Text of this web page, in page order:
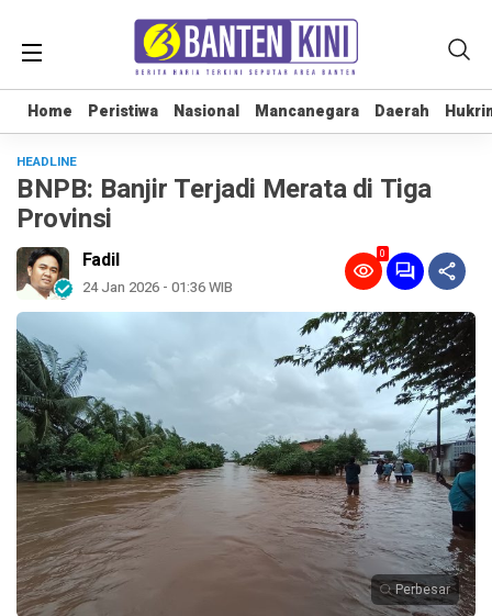
Home Peristiwa Nasional Mancanegara Daerah
Home Peristiwa Nasional Mancanegara Daerah
HEADLINE
BNPB: Banjir Terjadi Merata di Tiga
Provinsi
Fadil
24 Jan 2026 - 01:36 WIB
0
Perbesar